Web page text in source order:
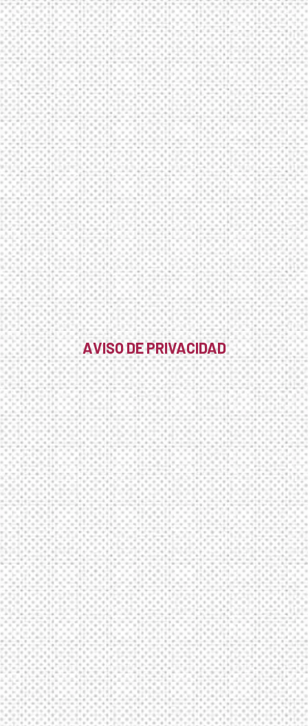
AVISO DE PRIVACIDAD